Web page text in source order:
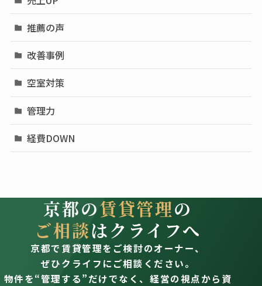
推薦の声
改善事例
空室対策
管理力
経費DOWN
京都の賃貸管理の
ご相談はクライフへ
京都で賃貸管理をご検討のオーナー、
ぜひクライフにご相談ください。
物件を“管理する”だけでなく、経営の視点から資